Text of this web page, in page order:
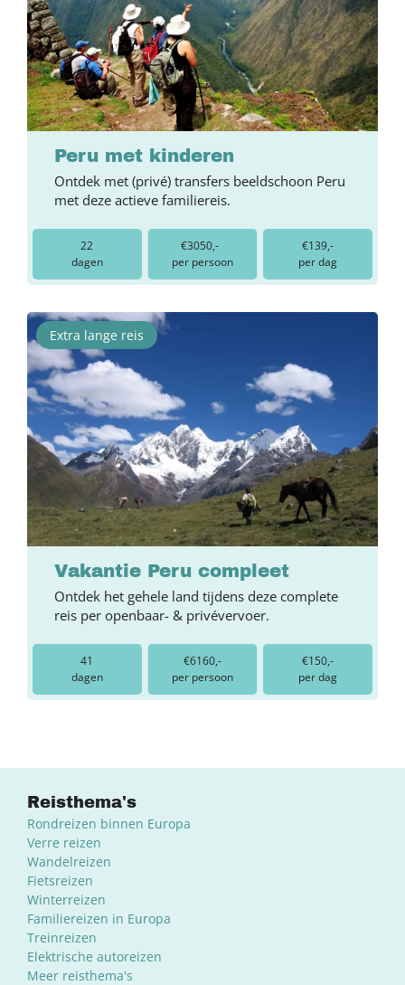
Peru met kinderen
Ontdek met (privé) transfers beeldschoon Peru
met deze actieve familiereis.
22
dagen
€3050,-
per persoon
€139,-
per dag
Extra lange reis
Vakantie Peru compleet
Ontdek het gehele land tijdens deze complete
reis per openbaar- & privévervoer.
41
dagen
€6160,-
per persoon
€150,-
per dag
Reisthema's
Rondreizen binnen Europa
Verre reizen
Wandelreizen
Fietsreizen
Winterreizen
Familiereizen in Europa
Treinreizen
Elektrische autoreizen
Meer reisthema's